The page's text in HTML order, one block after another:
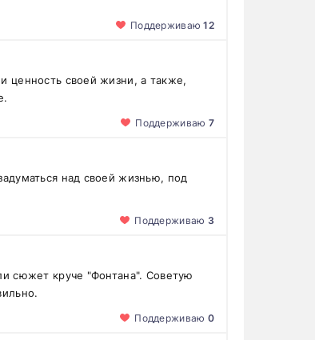
Поддерживаю12
ценность своей жизни, а также,
Поддерживаю 7
над своей жизнью, под
Поддерживаю 3
сюжет круче "Фонтана". Советую
Поддерживаю 0